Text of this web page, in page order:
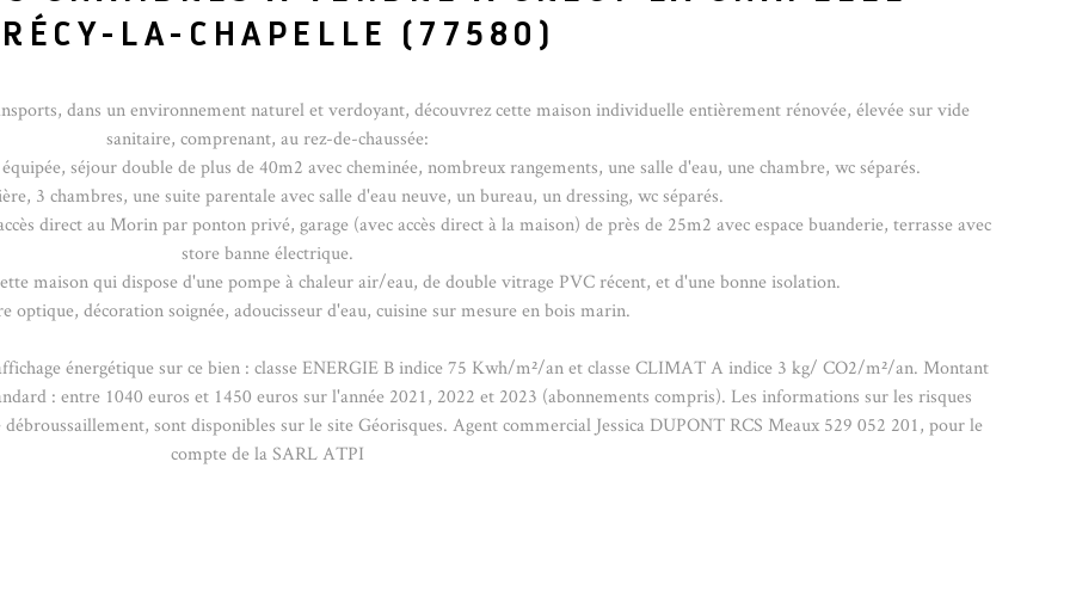
LA-CHAPELLE (77580)
dans un environnement naturel et verdoyant, découvrez cette maison individuelle entièrement rénovée, élevée sur vide
sanitaire, comprenant, au rez-de-chaussée:
séjour double de plus de 40m2 avec cheminée, nombreux rangements, une salle d'eau, une chambre, wc séparés.
3 chambres, une suite parentale avec salle d'eau neuve, un bureau, un dressing, wc séparés.
direct au Morin par ponton privé, garage (avec accès direct à la maison) de près de 25m2 avec espace buanderie, terrasse avec
store banne électrique.
maison qui dispose d'une pompe à chaleur air/eau, de double vitrage PVC récent, et d'une bonne isolation.
optique, décoration soignée, adoucisseur d'eau, cuisine sur mesure en bois marin.
énergétique sur ce bien : classe ENERGIE B indice 75 Kwh/m²/an et classe CLIMAT A indice 3 kg/ CO2/m²/an. Montant
: entre 1040 euros et 1450 euros sur l'année 2021, 2022 et 2023 (abonnements compris). Les informations sur les risques
sont disponibles sur le site Géorisques. Agent commercial Jessica DUPONT RCS Meaux 529 052 201, pour le
compte de la SARL ATPI